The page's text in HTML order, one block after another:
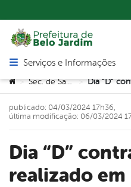
Abrir menu principal de
Serviços e Informações
Você está aqui:
> Sec. de Saúde >
Dia “D” contra a dengue é
realizado
publicado: 04/03/2024 17h36,
última modificação: 06/03/2024